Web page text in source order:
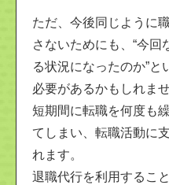
ただ、今後同じように
さないためにも、“今
る状況になったのか”と
必要があるかもしれませ
短期間に転職を何度も
てしまい、転職活動に
れます。
退職代行を利用するこ